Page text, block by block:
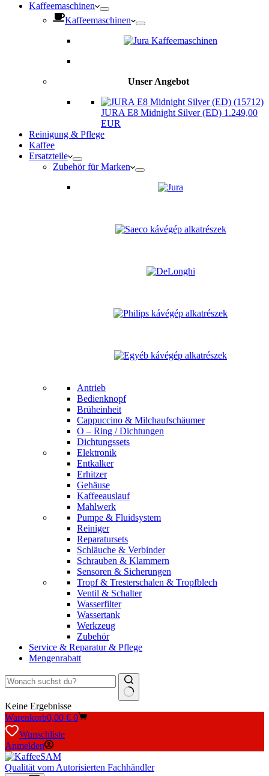
Kaffeemaschinen
Kaffeemaschinen
Unser Angebot
JURA E8 Midnight Silver (ED) 1.249,00
EUR
Reinigung & Pflege
Kaffee
Ersatzteile
Zubehör für Marken
Antrieb
Bedienknopf
Brüheinheit
Cappuccino & Milchaufschäumer
O – Ring / Dichtungen
Dichtungssets
Elektronik
Entkalker
Erhitzer
Gehäuse
Kaffeeauslauf
Mahlwerk
Pumpe & Fluidsystem
Reiniger
Reparatursets
Schläuche & Verbinder
Schrauben & Klammern
Sensoren & Sicherungen
Tropf & Tresterschalen & Tropfblech
Ventil & Schalter
Wasserfilter
Wassertank
Werkzeug
Zubehör
Service & Reparatur & Pflege
Mengenrabatt
Keine Ergebnisse
Warenkorb0,00 € 0
Wunschliste
Anmelden
Qualität vom Autorisierten Fachhändler